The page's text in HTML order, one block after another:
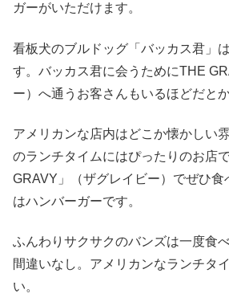
ガーがいただけます。
看板犬のブルドッグ「バッカス君」
す。バッカス君に会うためにTHE
ー）へ通うお客さんもいるほどだとか
アメリカンな店内はどこか懐かしい
のランチタイムにはぴったりのお店
GRAVY」（ザグレイビー）でぜひ
はハンバーガーです。
ふんわりサクサクのバンズは一度食
間違いなし。アメリカンなランチタ
い。